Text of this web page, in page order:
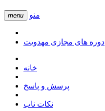
menu منو
دوره های مجازی مهدویت
خانه
پرسش و پاسخ
نکات ناب